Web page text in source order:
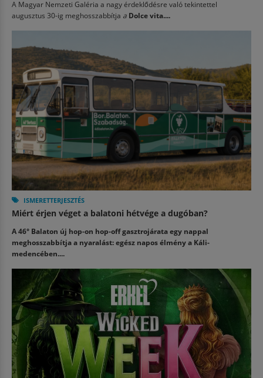
A Magyar Nemzeti Galéria a nagy érdeklődésre való tekintettel
augusztus 30-ig meghosszabbítja a Dolce vita....
ISMERETTERJESZTÉS
Miért érjen véget a balatoni hétvége a dugóban?
A 46° Balaton új hop-on hop-off gasztrojárata egy nappal
meghosszabbítja a nyaralást: egész napos élmény a Káli-
medencében....